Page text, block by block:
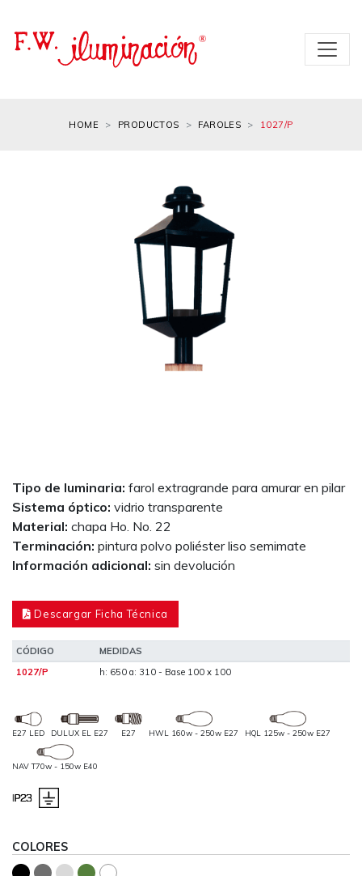
HOME PRODUCTOS FAROLES 1027/P
Tipo de luminaria: farol extragrande para amurar en pilar
Sistema óptico: vidrio transparente
Material: chapa Ho. No. 22
Terminación: pintura polvo poliéster liso semimate
Información adicional: sin devolución
Descargar Ficha Técnica
CÓDIGO
MEDIDAS
1027/P
h: 650 a: 310 - Base 100 x 100
E27 LED DULUX EL E27 E27 HWL 160w - 250w E27 HQL 125w - 250w E27
NAV T70w - 150w E40
COLORES